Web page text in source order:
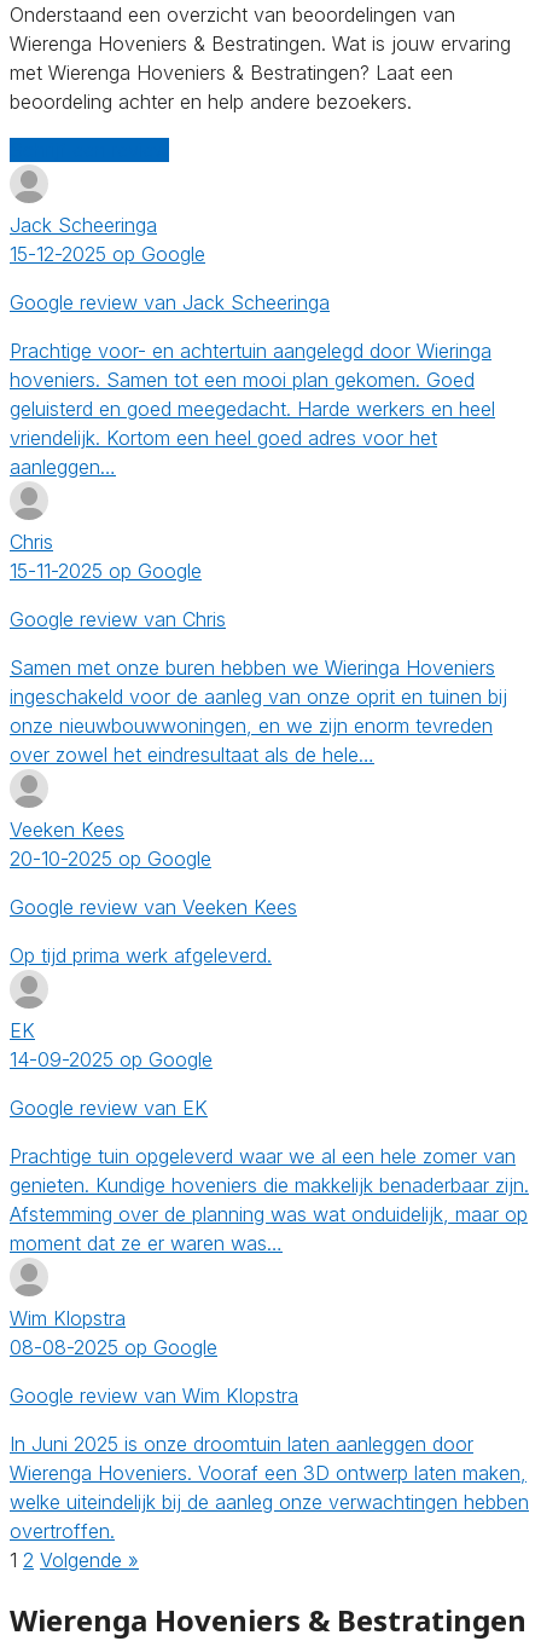
Onderstaand een overzicht van beoordelingen van
Wierenga Hoveniers & Bestratingen. Wat is jouw ervaring
met Wierenga Hoveniers & Bestratingen? Laat een
beoordeling achter en help andere bezoekers.
Jack Scheeringa
15-12-2025 op Google
Google review van Jack Scheeringa
Prachtige voor- en achtertuin aangelegd door Wieringa
hoveniers. Samen tot een mooi plan gekomen. Goed
geluisterd en goed meegedacht. Harde werkers en heel
vriendelijk. Kortom een heel goed adres voor het
aanleggen…
Chris
15-11-2025 op Google
Google review van Chris
Samen met onze buren hebben we Wieringa Hoveniers
ingeschakeld voor de aanleg van onze oprit en tuinen bij
onze nieuwbouwwoningen, en we zijn enorm tevreden
over zowel het eindresultaat als de hele…
Veeken Kees
20-10-2025 op Google
Google review van Veeken Kees
Op tijd prima werk afgeleverd.
EK
14-09-2025 op Google
Google review van EK
Prachtige tuin opgeleverd waar we al een hele zomer van
genieten. Kundige hoveniers die makkelijk benaderbaar zijn.
Afstemming over de planning was wat onduidelijk, maar op
moment dat ze er waren was…
Wim Klopstra
08-08-2025 op Google
Google review van Wim Klopstra
In Juni 2025 is onze droomtuin laten aanleggen door
Wierenga Hoveniers. Vooraf een 3D ontwerp laten maken,
welke uiteindelijk bij de aanleg onze verwachtingen hebben
overtroffen.
1 2 Volgende »
Wierenga Hoveniers & Bestratingen